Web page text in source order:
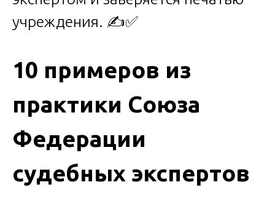
учреждения. ✍️✅
10 примеров из
практики Союза
Федерации
судебных экспертов